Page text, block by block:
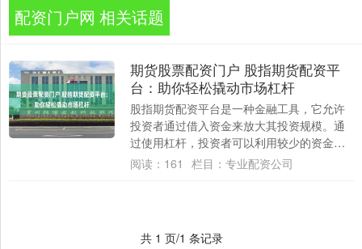
配资门户网 相关话题
期货股票配资门户 股指期货配资平
台：助你轻松撬动市场杠杆
股指期货配资平台是一种金融工具，它允许
投资者通过借入资金来放大其投资规模。通
过使用杠杆，投资者可以利用较少的资金来
控制更大的头寸，从而获得更高的潜在收
阅读： 161 栏目： 专业配资公司
共 1 页/1 条记录